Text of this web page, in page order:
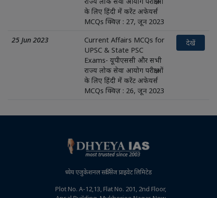
के लिए हिंदी में करेंट अफेयर्स
MCQs क्विज़ : 27, जून 2023
25 Jun 2023
Current Affairs MCQs for
UPSC & State PSC
Exams- यूपीएससी और सभी
राज्य लोक सेवा आयोग परीक्षाओं
के लिए हिंदी में करेंट अफेयर्स
MCQs क्विज़ : 26, जून 2023
देखें
ध्येय एजुकेशनल सर्विसेज प्राइवेट लिमिटेड
Plot No. A-12,13, Flat No. 201, 2nd Floor,